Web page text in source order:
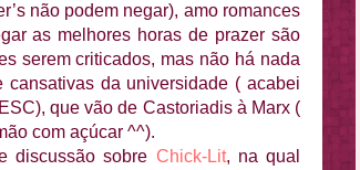
não podem negar), amo romances
as melhores horas de prazer são
serem criticados, mas não há nada
cansativas da universidade ( acabei
que vão de Castoriadis à Marx (
com açúcar ^^).
discussão sobre Chick-Lit, na qual